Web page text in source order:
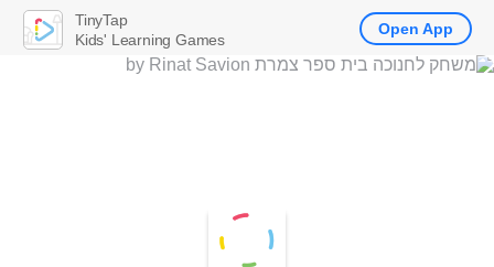
TinyTap
Kids' Learning Games
Open App